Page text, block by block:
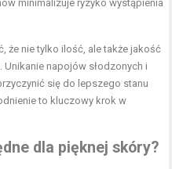
minimalizuje ryzyko wystąpienia
że nie tylko ilość, ale także jakość
Unikanie napojów słodzonych i
się do lepszego stanu
to kluczowy krok w
dla pięknej skóry?